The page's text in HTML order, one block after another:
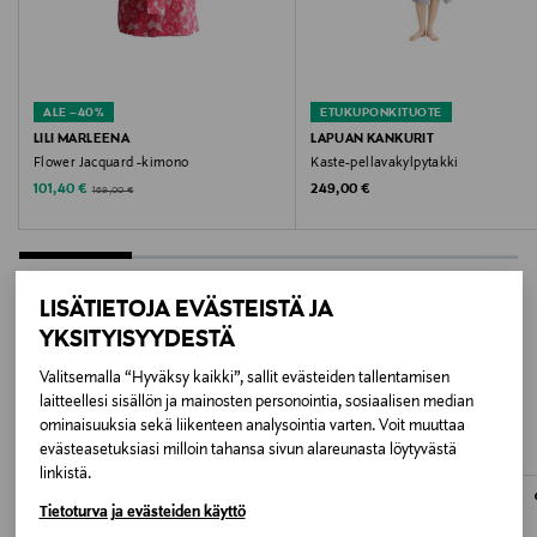
LISÄTIETOJA EVÄSTEISTÄ JA
YKSITYISYYDESTÄ
Valitsemalla “Hyväksy kaikki”, sallit evästeiden tallentamisen
laitteellesi sisällön ja mainosten personointia, sosiaalisen median
ominaisuuksia sekä liikenteen analysointia varten. Voit muuttaa
evästeasetuksiasi milloin tahansa sivun alareunasta löytyvästä
linkistä.
Tietoturva ja evästeiden käyttö
Valmistusmaa
Valmistajan tuotenumero
9334982
Bassetti S.p.A.
Valmistajan osoite
Bassetti S.p.A., Via Risorgimento 1, 22075 Lurate
Caccivio (CO), Italy
Digitaalinen osoite
ALE –40%
LILI MARLEENA
Flower Jacquard -kimono
Discounted Price
101,40 € Original Price
169,00 €
ETUKUPONKITUOTE
LAPUAN KANKURIT
Kaste-pellavakylpytakki
Original Price
249,00 €
LISÄÄ KIINNOSTAVIA
TUOTTEITA